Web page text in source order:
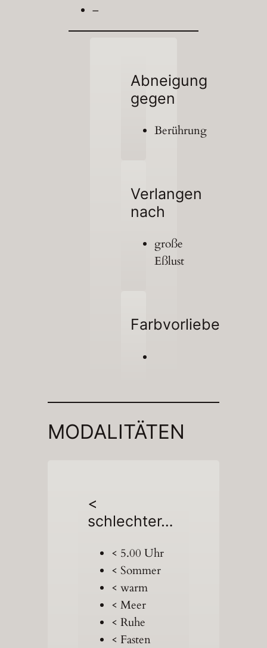
–
Abneigung
gegen
Berührung
Verlangen
nach
große
Eßlust
Farbvorliebe
MODALITÄTEN
<
schlechter…
< 5.00 Uhr
< Sommer
< warm
< Meer
< Ruhe
< Fasten